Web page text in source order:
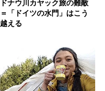
ドナウ川カヤック旅の難敵
＝「ドイツの水門」はこう
越える